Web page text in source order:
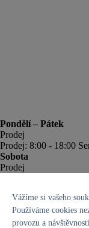
Pondělí – Pátek
Prodej
Prodej: 8:00 - 18:00
Sobota
Prodej
Prodej
zavřeno
Vážíme si vašeho
Používáme cookies
provozu a